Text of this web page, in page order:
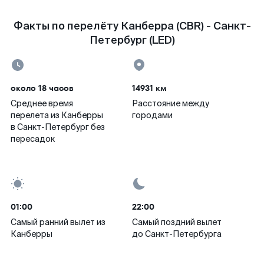
Факты по перелёту Канберра (CBR) - Санкт-
Петербург (LED)
около 18 часов
Среднее время
перелета из Канберры
в Санкт-Петербург без
пересадок
14931 км
Расстояние между
городами
01:00
Самый ранний вылет из
Канберры
22:00
Самый поздний вылет
до Санкт-Петербурга